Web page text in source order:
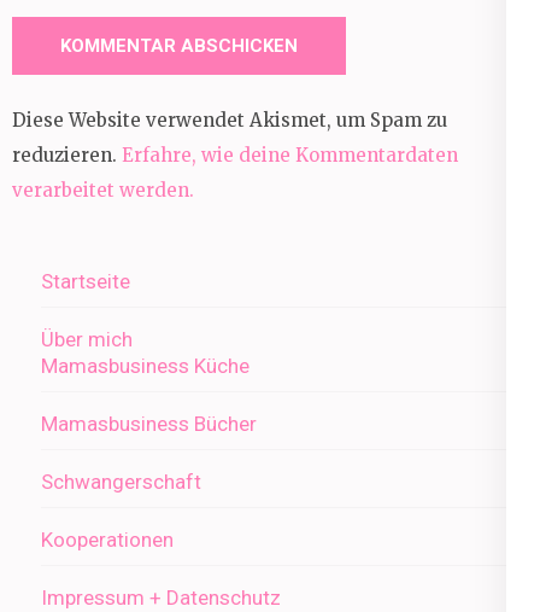
Diese Website verwendet Akismet, um Spam zu
reduzieren. Erfahre, wie deine Kommentardaten
verarbeitet werden.
Startseite
Über mich
Mamasbusiness Küche
Mamasbusiness Bücher
Schwangerschaft
Kooperationen
Impressum + Datenschutz